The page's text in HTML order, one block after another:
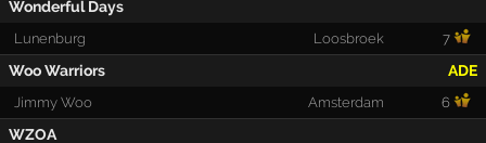
Wonderful Days
Lunenburg Loosbroek 7
Woo Warriors ADE
Jimmy Woo Amsterdam 6
WZOA